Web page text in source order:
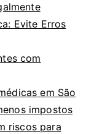
Evite Erros
com
em São
impostos
riscos para